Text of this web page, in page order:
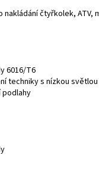
čtyřkolek, ATV,
6016/T6
techniky s nízkou
podlahy